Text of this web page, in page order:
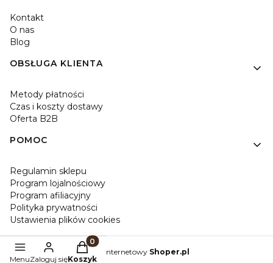
Kontakt
O nas
Blog
OBSŁUGA KLIENTA
Metody płatności
Czas i koszty dostawy
Oferta B2B
POMOC
Regulamin sklepu
Program lojalnościowy
Program afiliacyjny
Polityka prywatności
Ustawienia plików cookies
Sklep internetowy Shoper.pl
MenuZaloguj się
Produkty w koszyku: 0. Zobacz szczegóły
Koszyk